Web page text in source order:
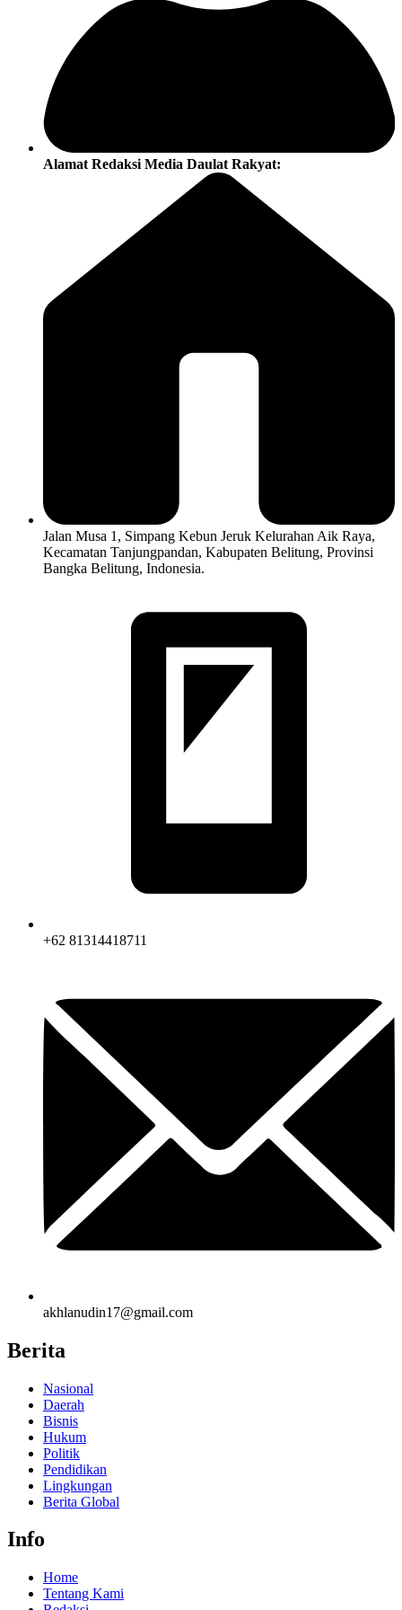
Alamat Redaksi Media Daulat Rakyat:
Jalan Musa 1, Simpang Kebun Jeruk Kelurahan Aik Raya,
Kecamatan Tanjungpandan, Kabupaten Belitung, Provinsi
Bangka Belitung, Indonesia.
+62 81314418711
akhlanudin17@gmail.com
Berita
Nasional
Daerah
Bisnis
Hukum
Politik
Pendidikan
Lingkungan
Berita Global
Info
Home
Tentang Kami